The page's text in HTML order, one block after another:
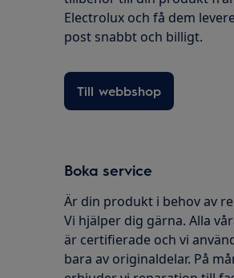
Electrolux och få dem
post snabbt och billigt.
Till webbshop
Boka service
Är din produkt i behov av
Vi hjälper dig gärna. Alla
är certifierade och vi
bara av originaldelar. På